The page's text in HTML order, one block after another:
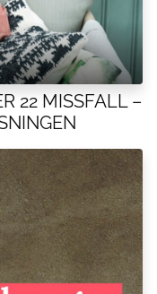
22 MISSFALL –